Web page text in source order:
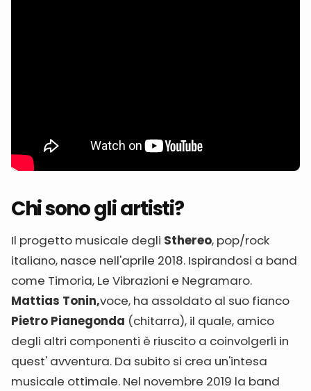
Chi sono gli artisti?
Il progetto musicale degli Sthereo, pop/rock
italiano, nasce nell'aprile 2018. Ispirandosi a band
come Timoria, Le Vibrazioni e Negramaro.
Mattias Tonin,voce, ha assoldato al suo fianco
Pietro Pianegonda (chitarra), il quale, amico
degli altri componenti è riuscito a coinvolgerli in
quest' avventura. Da subito si crea un'intesa
musicale ottimale. Nel novembre 2019 la band